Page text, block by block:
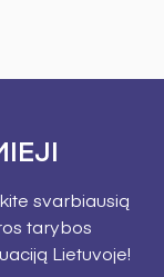
svarbiausią
tarybos
Lietuvoje!